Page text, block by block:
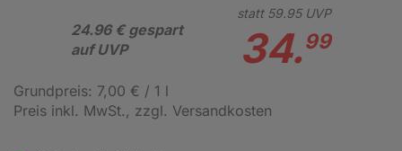
24.96 € gespart
auf UVP
statt 59.95UVP
34.99
Grundpreis: 7,00 € / 1 l
Preis inkl. MwSt., zzgl. Versandkosten